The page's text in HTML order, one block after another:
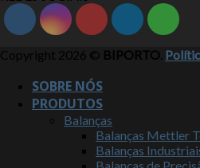
Copyright 2026 © BIPORTO
SOBRE NÓS
PRODUTOS
Balanças
Balanças Mettler
Balanças